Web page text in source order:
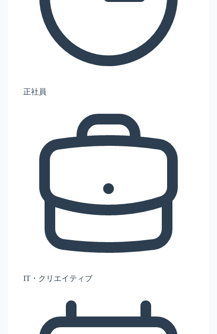
正社員
IT・クリエイティブ